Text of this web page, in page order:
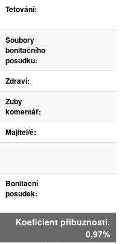
Tetování:
Soubory
bonitačního
posudku:
Zdraví:
Zuby
komentář:
Majitel/é:
Bonitační
posudek:
Koeficient příbuznosti.
0,97%